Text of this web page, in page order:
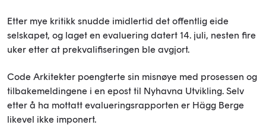
Etter mye kritikk snudde imidlertid det offentlig eide
selskapet, og laget en evaluering datert 14. juli, nesten fire
uker etter at prekvalifiseringen ble avgjort.
Code Arkitekter poengterte sin misnøye med prosessen og
tilbakemeldingene i en epost til Nyhavna Utvikling. Selv
etter å ha mottatt evalueringsrapporten er Hägg Berge
likevel ikke imponert.